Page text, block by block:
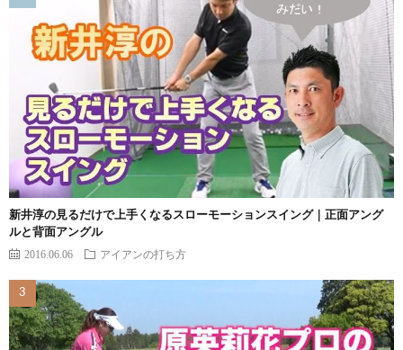
新井淳の見るだけで上手くなるスローモーションスイング｜正面アング
ルと背面アングル
2016.06.06 アイアンの打ち方